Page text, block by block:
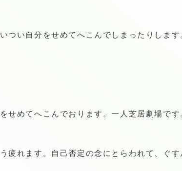
つい自分をせめてへこんでしまったりします
せめてへこんでおります。一人芝居劇場です
疲れます。自己否定の念にとらわれて、ぐ